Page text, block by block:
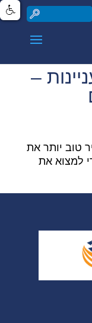
–
טוב יותר את
למצוא את